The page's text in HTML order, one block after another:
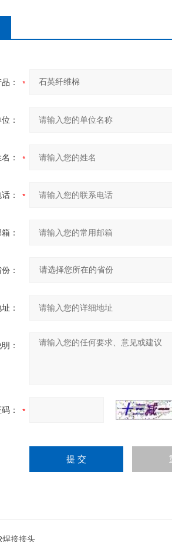
：
：
：
：
：
：
：
：
：
焊接接头